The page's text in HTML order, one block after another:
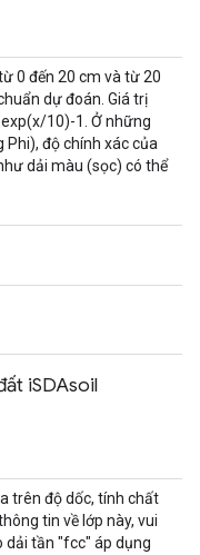
0 đến 20 cm và từ 20
dự đoán. Giá trị
10)-1. Ở những
độ chính xác của
dải màu (sọc) có thể
iSDAsoil
trên độ dốc, tính chất
tin về lớp này, vui
dải tần "fcc" áp dụng